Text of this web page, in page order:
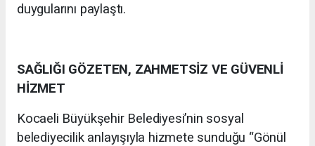
duygularını paylaştı.
SAĞLIĞI GÖZETEN, ZAHMETSİZ VE GÜVENLİ
HİZMET
Kocaeli Büyükşehir Belediyesi’nin sosyal
belediyecilik anlayışıyla hizmete sunduğu “Gönül